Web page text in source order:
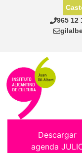
965 12
Descargar
agenda